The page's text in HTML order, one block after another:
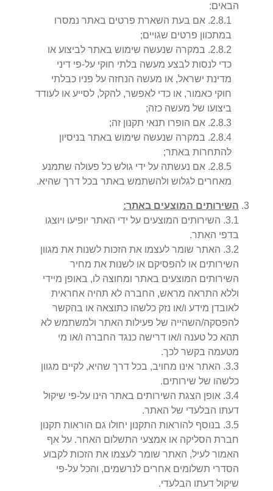
הבאים:
2.8.1
. אם בעת השארת פרטים באתר נמסרו
במתכוון פרטים שגויים;
2.8.2
. במקרה שנעשה שימוש באתר לביצוע או
כדי לנסות לבצע מעשה בלתי חוקי על-פי דיני
מדינת ישראל, או מעשה הנחזה על פניו כבלתי
חוקי כאמור, או כדי לאפשר, להקל, לסייע או לעודד
ביצועו של מעשה כזה;
2.8.3
. אם הופרו תנאי תקנון זה;
2.8.4
. במקרה שנעשה שימוש באתר בניסיון
להתחרות באתר;
2.8.5
. אם נעשתה על ידי גולש כל פעולה שתמנע
מאחרים לגלוש ולהשתמש באתר בכל דרך שהיא.
השירותים המוצעים באתר:
3.1
. השירותים המוצעים על ידי האתר יופיעו ויוצגו
בדפי האתר.
3.2
. האתר שומר לעצמו את הזכות לשנות את מגוון
השירותים או להפסיקם או לשנות את מחיר
השירותים המוצעים באתר ומחוצה לו, באופן מיידי
וללא התראה מראש, החברה לא תהיה אחראית
לאובדן מידע ו/או נזק כלשהו כתוצאה או בהקשר
להפסקה/השהייה של פעילות האתר ולמשתמש לא
תהא כל טענה ו/או דרישה כנגד החברה ו/או מי
מטעמה בקשר לכך.
3.3
. האתר אינו מחויב, בכל דרך שהיא, לקיים מגוון
כלשהו של שירותים.
3.4
. אופן הצגת השירותים באתר הינו על-פי שיקול
דעתו הבלעדי של האתר.
3.5
. בנוסף להוראות התקנון יחולו גם הוראות תקנון
חברת הסליקה או אמצעי התשלום האחר. על אף
האמור לעיל, האתר שומר לעצמו את הזכות לקבוע
הסדרי תשלומים אחרים לנרשמים, והכל על-פי
שיקול דעתו הבלעדי.